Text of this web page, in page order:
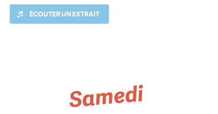
ÉCOUTER UN EXTRAIT
Samedi